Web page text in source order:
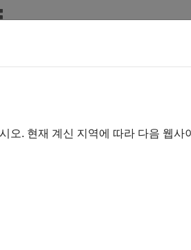
오. 현재 계신 지역에 따라 다음 웹사